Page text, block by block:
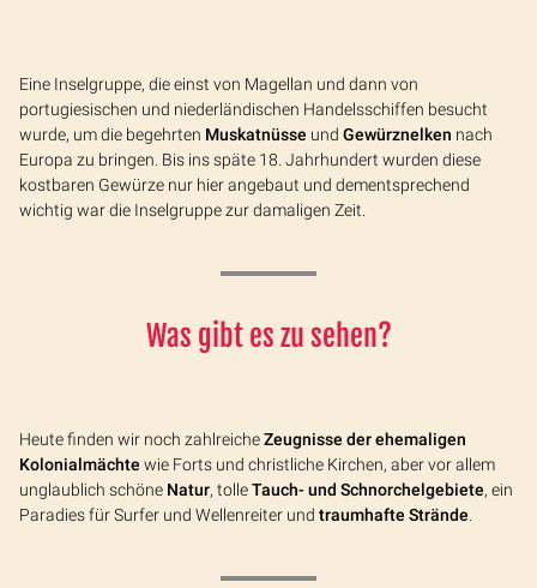
Eine Inselgruppe, die einst von Magellan und dann von
portugiesischen und niederländischen Handelsschiffen besucht
wurde, um die begehrten Muskatnüsse und Gewürznelken nach
Europa zu bringen. Bis ins späte 18. Jahrhundert wurden diese
kostbaren Gewürze nur hier angebaut und dementsprechend
wichtig war die Inselgruppe zur damaligen Zeit.
Was gibt es zu sehen?
Heute finden wir noch zahlreicheZeugnisse der ehemaligen
Kolonialmächte wie Forts und christliche Kirchen, aber vor allem
unglaublich schöne Natur, tolleTauch- und Schnorchelgebiete, ein
Paradies für Surfer und Wellenreiter und traumhafte Strände